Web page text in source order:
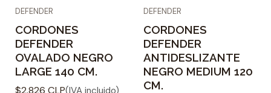
n
t
i
d
n
t
i
d
a
DEFENDER
CORDONES
DEFENDER
OVALADO NEGRO
LARGE 140 CM.
(IVA incluido)
DEFENDER
CORDONES
DEFENDER
ANTIDESLIZANTE
NEGRO MEDIUM 120
CM.